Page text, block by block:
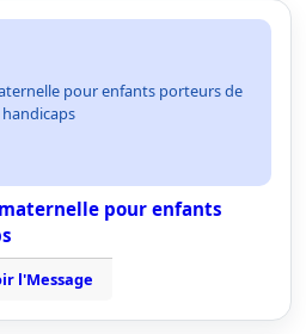
pour enfants porteurs de
handicaps
pour enfants
l'Message